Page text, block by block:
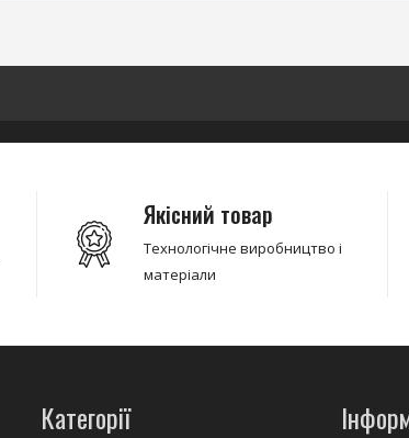
Якісний товар
Технологічне виробництво і
матеріали
Категорії